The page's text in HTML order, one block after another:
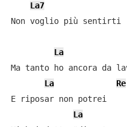
La7
Non voglio più
La
Ma tanto ho ancora
La
Re
E riposar non potrei
La